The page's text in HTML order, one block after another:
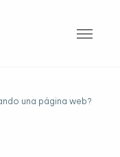
una página web?